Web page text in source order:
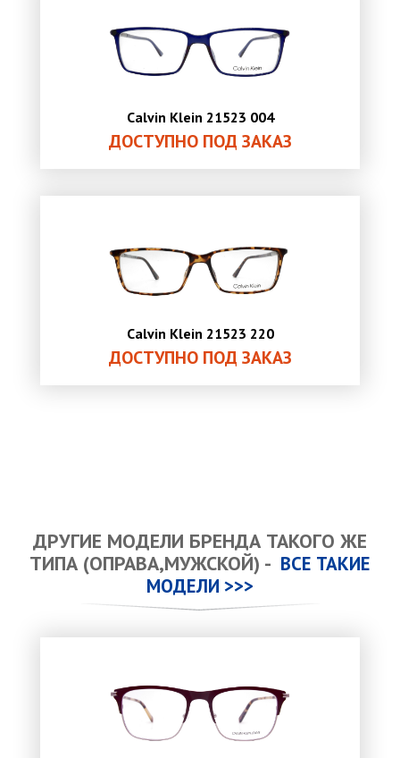
Calvin Klein 21523 004
ДОСТУПНО ПОД ЗАКАЗ
Calvin Klein 21523 220
ДОСТУПНО ПОД ЗАКАЗ
ДРУГИЕ МОДЕЛИ БРЕНДА ТАКОГО ЖЕ
ТИПА (ОПРАВА,МУЖСКОЙ) - ВСЕ ТАКИЕ
МОДЕЛИ >>>